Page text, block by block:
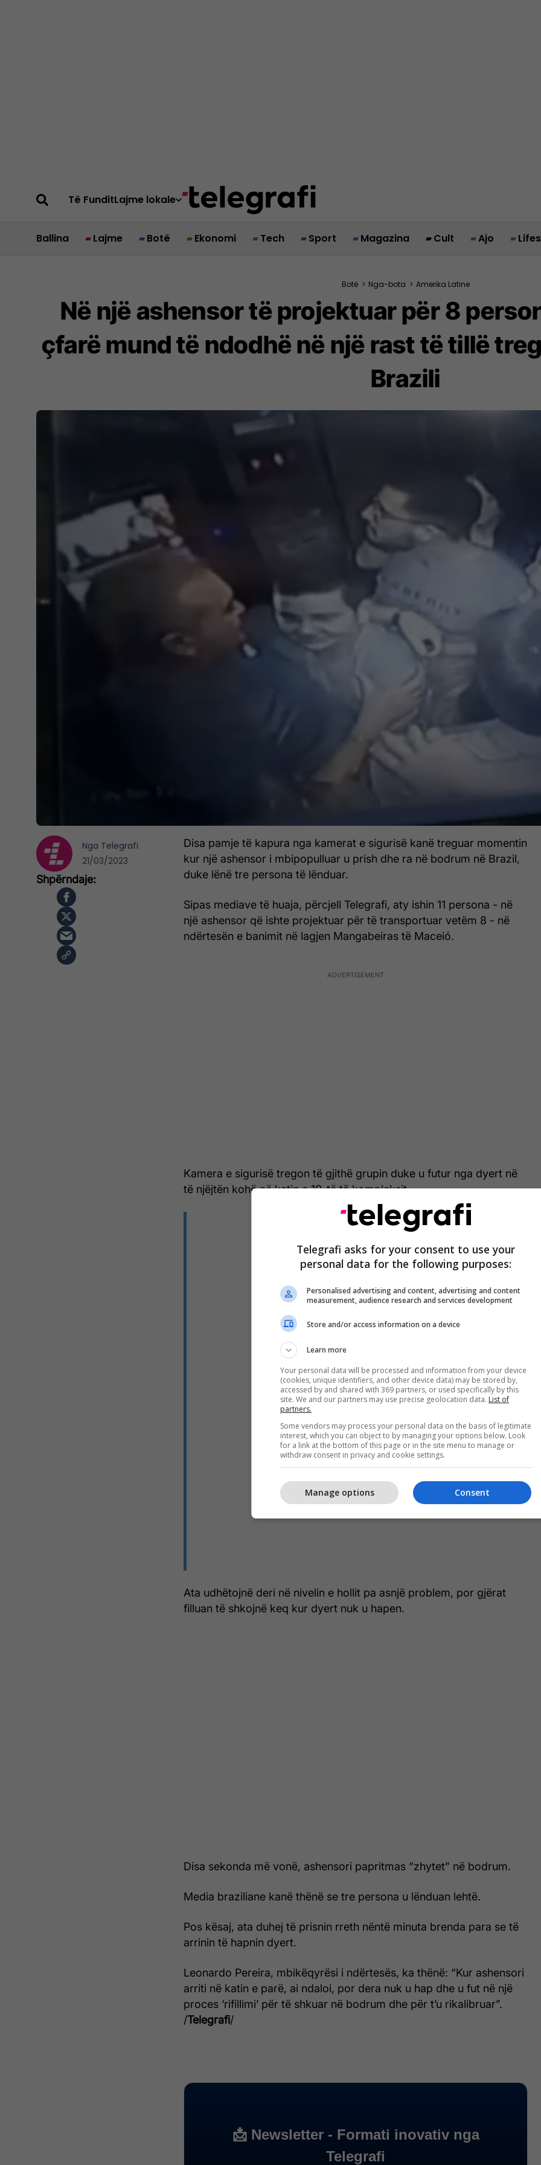
Të FunditLajme lokale
Ballina Lajme Botë Ekonomi Tech Sport Magazina Cult Ajo
Botë > Nga-bota > Amerika Latine
Në një ashensor të projektuar për 8
çfarë mund të ndodhë në një rast të tillë
Brazili
Disa pamje të kapura nga kamerat e sigurisë kanë treguar momentin
kur një ashensor i mbipopulluar u prish dhe ra në bodrum në Brazil,
duke lënë tre persona të lënduar.
Sipas mediave të huaja, përcjell Telegrafi, aty ishin 11 persona - në
një ashensor që ishte projektuar për të transportuar vetëm 8 - në
ndërtesën e banimit në lagjen Mangabeiras të Maceió.
Kamera e sigurisë tregon të gjithë grupin duke u futur nga dyert në
të njëjtën kohë në katin e 10-të të kompleksit.
Ata udhëtojnë deri në nivelin e hollit pa asnjë problem, por gjërat
filluan të shkojnë keq kur dyert nuk u hapen.
Disa sekonda më vonë, ashensori papritmas “zhytet” në bodrum.
Media braziliane kanë thënë se tre persona u lënduan lehtë.
Pos kësaj, ata duhej të prisnin rreth nëntë minuta brenda para se të
arrinin të hapnin dyert.
Leonardo Pereira, mbikëqyrësi i ndërtesës, ka thënë: “Kur ashensori
arriti në katin e parë, ai ndaloi, por dera nuk u hap dhe u fut në një
proces ‘rifillimi’ për të shkuar në bodrum dhe për t’u rikalibruar”.
/Telegrafi/
Nga Telegrafi
21/03/2023
Telegrafi asks for your consent to use your
personal data for the following purposes:
Personalised advertising and content, advertising and content
measurement, audience research and services development
Store and/or access information on a device
Learn more
Your personal data will be processed and information from your device
(cookies, unique identifiers, and other device data) may be stored by,
accessed by and shared with 369 partners, or used specifically by this
site. We and our partners may use precise geolocation data. List of
partners.
Some vendors may process your personal data on the basis of legitimate
interest, which you can object to by managing your options below. Look
for a link at the bottom of this page or in the site menu to manage or
withdraw consent in privacy and cookie settings.
Consent
Manage options